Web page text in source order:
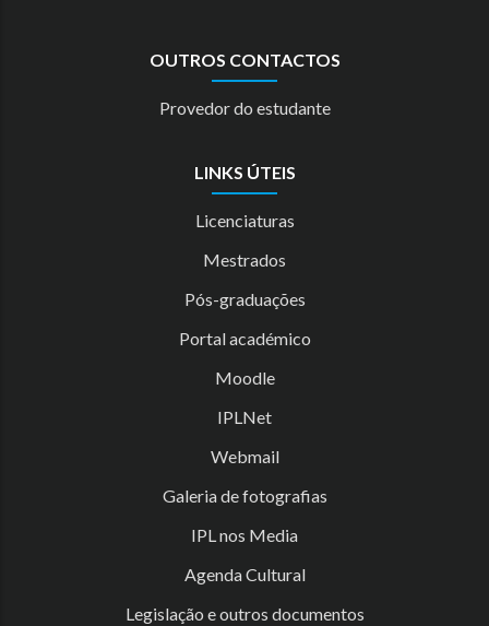
OUTROS CONTACTOS
Provedor do estudante
LINKS ÚTEIS
Licenciaturas
Mestrados
Pós-graduações
Portal académico
Moodle
IPLNet
Webmail
Galeria de fotografias
IPL nos Media
Agenda Cultural
Legislação e outros documentos